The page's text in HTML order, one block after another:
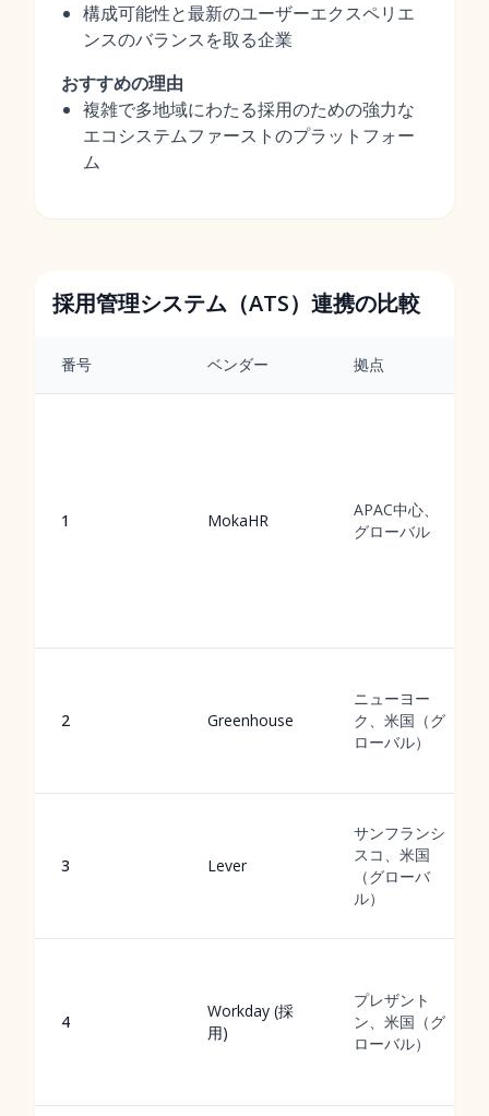
構成可能性と最新のユーザーエクスペリエ
ンスのバランスを取る企業
おすすめの理由
複雑で多地域にわたる採用のための強力な
エコシステムファーストのプラットフォー
ム
採用管理システム（ATS）連携の比較
番号 ベンダー 拠点
1 MokaHR
APAC中心、
グローバル
2 Greenhouse
ニューヨー
ク、米国（グ
ローバル）
3 Lever
サンフランシ
スコ、米国
（グローバ
ル）
4
Workday (採
用)
プレザント
ン、米国（グ
ローバル）